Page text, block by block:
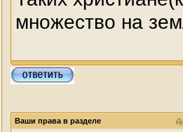
множество на
Ваши права в разделе